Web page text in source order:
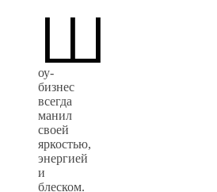
Ш
оу-
бизнес
всегда
манил
своей
яркостью,
энергией
и
блеском.